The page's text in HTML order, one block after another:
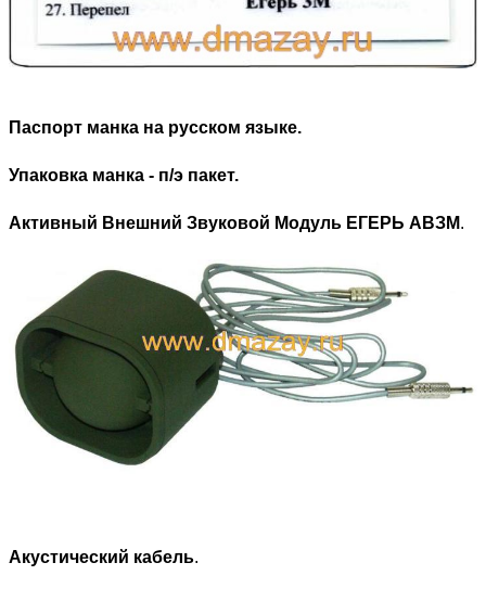
Паспорт манка на русском языке.
Упаковка манка - п/э пакет.
Активный Внешний Звуковой Модуль ЕГЕРЬ АВЗМ.
Акустический кабель.